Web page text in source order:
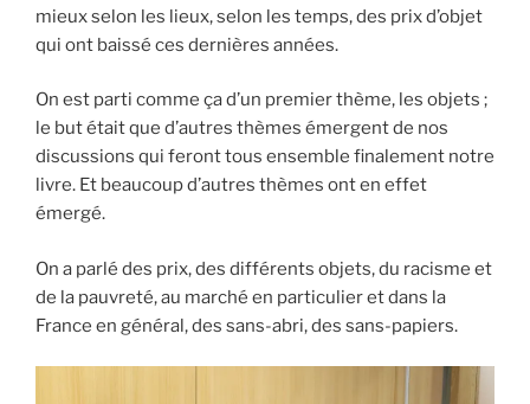
mieux selon les lieux, selon les temps, des prix d’objet
qui ont baissé ces dernières années.
On est parti comme ça d’un premier thème, les objets ;
le but était que d’autres thèmes émergent de nos
discussions qui feront tous ensemble finalement notre
livre. Et beaucoup d’autres thèmes ont en effet
émergé.
On a parlé des prix, des différents objets, du racisme et
de la pauvreté, au marché en particulier et dans la
France en général, des sans-abri, des sans-papiers.